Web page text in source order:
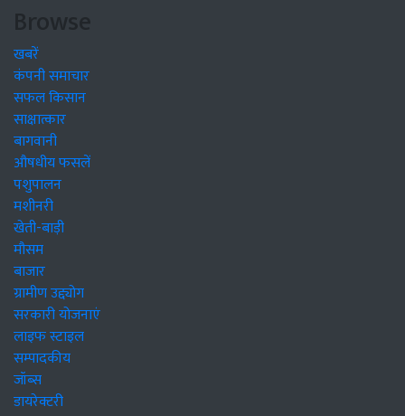
Browse
खबरें
कंपनी समाचार
सफल किसान
साक्षात्कार
बागवानी
औषधीय फसलें
पशुपालन
मशीनरी
खेती-बाड़ी
मौसम
बाजार
ग्रामीण उद्द्योग
सरकारी योजनाएं
लाइफ स्टाइल
सम्पादकीय
जॉब्स
डायरेक्टरी